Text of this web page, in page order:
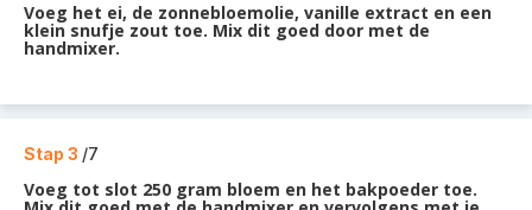
Voeg het ei, de zonnebloemolie, vanille extract en een
klein snufje zout toe. Mix dit goed door met de
handmixer.
Stap 3 /7
Voeg tot slot 250 gram bloem en het bakpoeder toe.